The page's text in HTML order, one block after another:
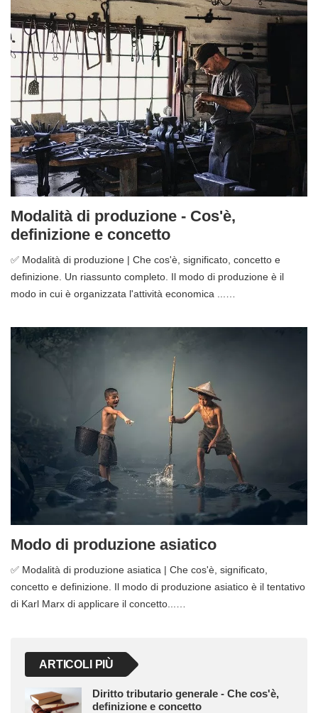
Modalità di produzione - Cos'è,
definizione e concetto
✅ Modalità di produzione | Che cos'è, significato, concetto e
definizione. Un riassunto completo. Il modo di produzione è il
modo in cui è organizzata l'attività economica ...…
Modo di produzione asiatico
✅ Modalità di produzione asiatica | Che cos'è, significato,
concetto e definizione. Il modo di produzione asiatico è il tentativo
di Karl Marx di applicare il concetto...…
ARTICOLI PIÙ
Diritto tributario generale - Che cos'è,
definizione e concetto